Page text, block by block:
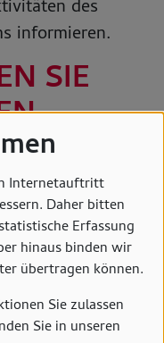
des
informieren.
SIE
eintragen:
Sie sich
Janssen-
Internetauftritt
Daher bitten
Erfassung
hinaus binden wir
übertragen können.
Sie zulassen
Sie in unseren